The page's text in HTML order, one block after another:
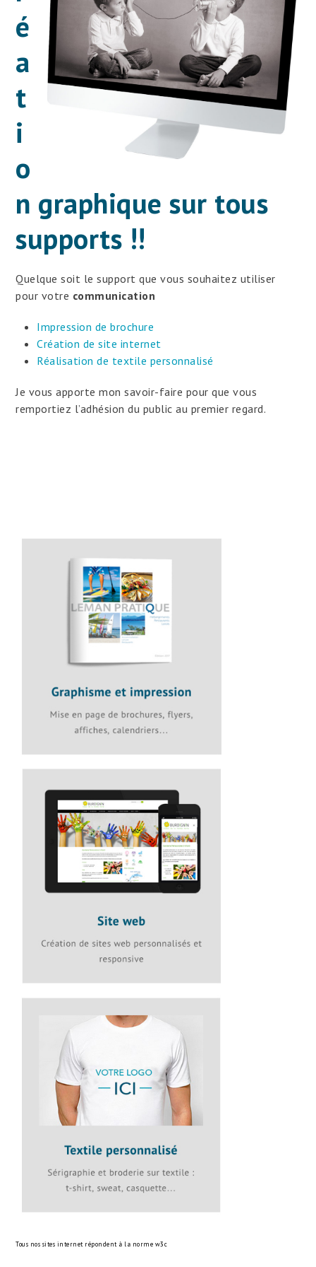
é
a
t
i
o
n graphique sur tous
supports !!
Quelque soit le support que vous souhaitez utiliser
pour votre communication
Impression de brochure
Création de site internet
Réalisation de textile personnalisé
Je vous apporte mon savoir-faire pour que vous
remportiez l’adhésion du public au premier regard.
Tous nos sites internet répondent à la norme w3c